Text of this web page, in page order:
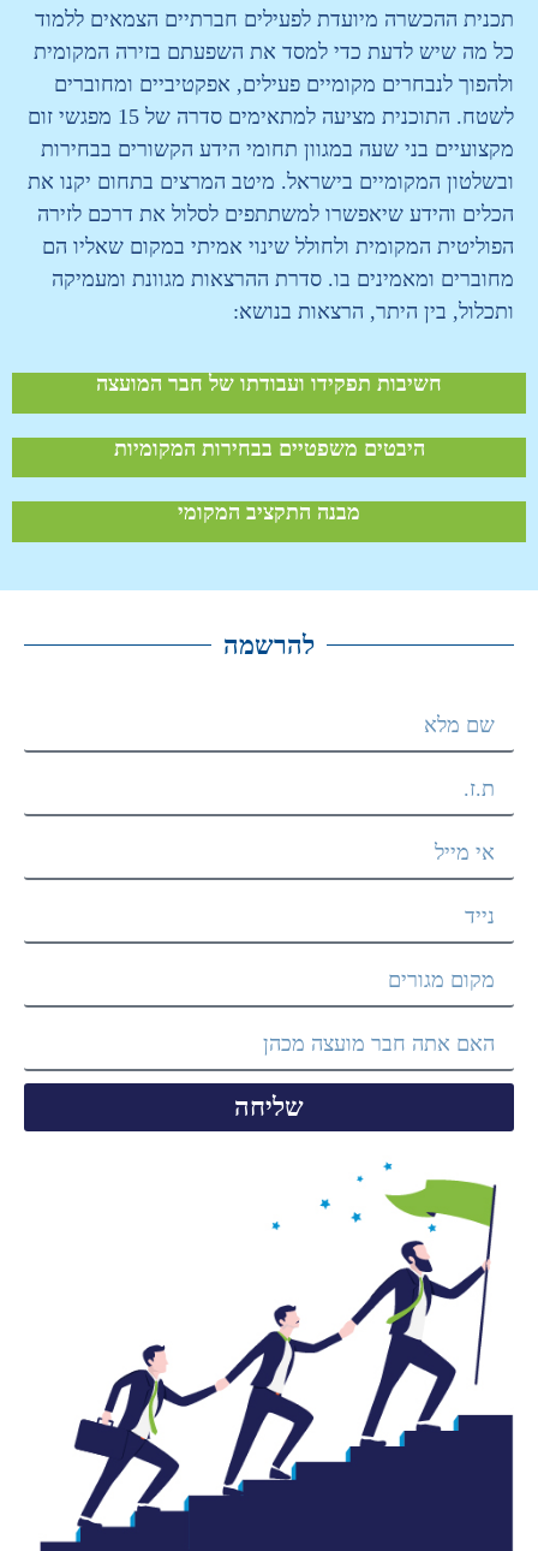
תכנית ההכשרה מיועדת לפעילים חברתיים הצמאים ללמוד
כל מה שיש לדעת כדי למסד את השפעתם בזירה המקומית
ולהפוך לנבחרים מקומיים פעילים, אפקטיביים ומחוברים
לשטח. התוכנית מציעה למתאימים סדרה של 15 מפגשי זום
מקצועיים בני שעה במגוון תחומי הידע הקשורים בבחירות
ובשלטון המקומיים בישראל. מיטב המרצים בתחום יקנו את
הכלים והידע שיאפשרו למשתתפים לסלול את דרכם לזירה
הפוליטית המקומית ולחולל שינוי אמיתי במקום שאליו הם
מחוברים ומאמינים בו. סדרת ההרצאות מגוונת ומעמיקה
ותכלול, בין היתר, הרצאות בנושא:
חשיבות תפקידו ועבודתו של חבר המועצה
היבטים משפטיים בבחירות המקומיות
מבנה התקציב המקומי
להרשמה
שליחה